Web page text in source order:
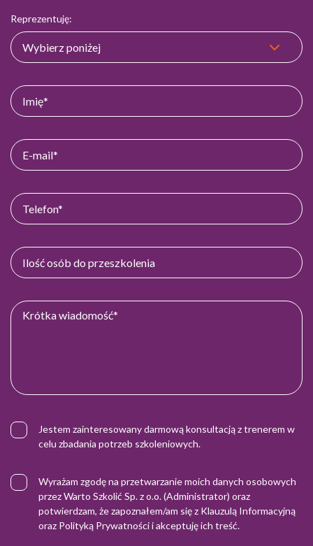
Reprezentuję:
Jestem zainteresowany darmową konsultacją z trenerem w
celu zbadania potrzeb szkoleniowych.
Wyrażam zgodę na przetwarzanie moich danych osobowych
przez Warto Szkolić Sp. z o.o. (Administrator) oraz
potwierdzam, że zapoznałem/am się z Klauzulą Informacyjną
oraz Polityką Prywatnościi akceptuję ich treść.